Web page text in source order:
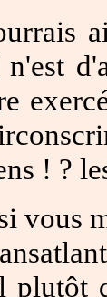
! ?
vous
plutôt